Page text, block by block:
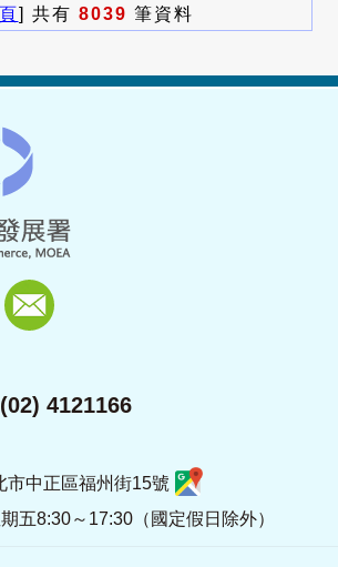
] 共有 8039 筆資料
4121166
市中正區福州街15號
五8:30～17:30（國定假日除外）